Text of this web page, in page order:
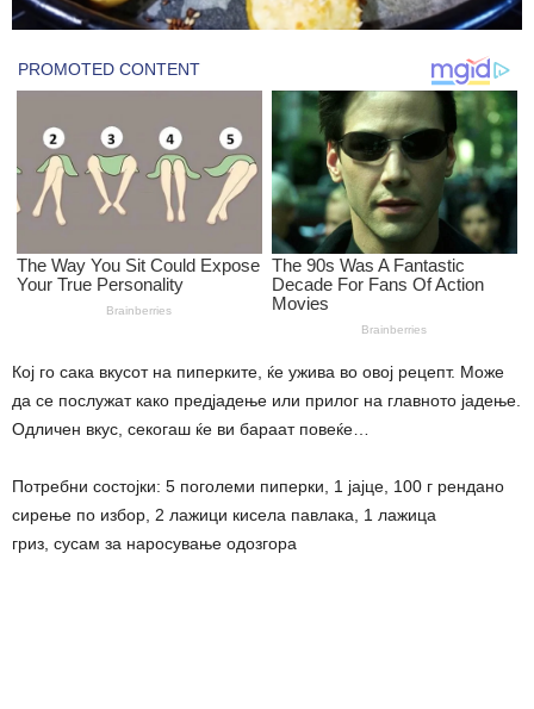
Кој го сака вкусот на пиперките, ќе ужива во овој рецепт. Може
да се послужат како предјадење или прилог на главното јадење.
Одличен вкус, секогаш ќе ви бараат повеќе…
Потребни состојки: 5 поголеми пиперки, 1 јајце, 100 г рендано
сирење по избор, 2 лажици кисела павлака, 1 лажица
гриз, сусам за наросување одозгора